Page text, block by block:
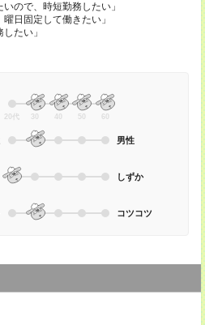
ので、時短勤務したい」
日固定して働きたい」
たい」
20代 30 40 50 60
男性
しずか
コツコツ